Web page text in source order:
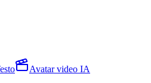
Avatar video IA